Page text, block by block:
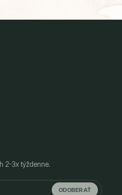
2-3x týždenne.
ODOBERAŤ